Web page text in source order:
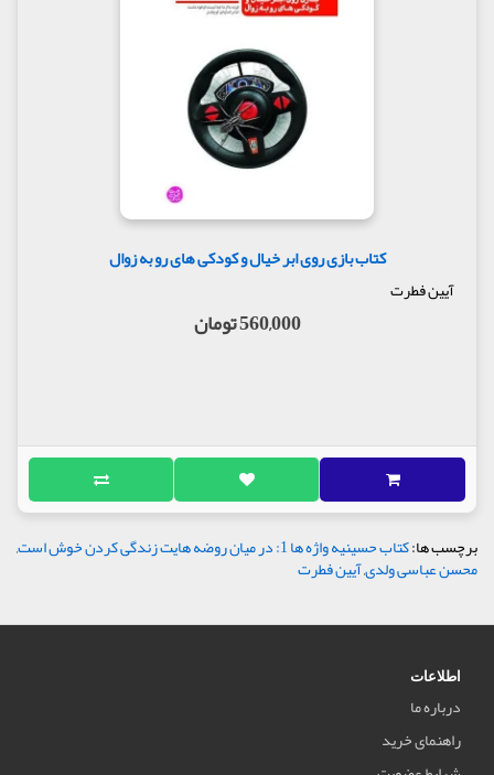
کتاب بازی روی ابر خیال و کودکی های رو به زوال
آیین فطرت
560,000 تومان
برچسب ها:کتاب حسینیه واژه ها 1: در میان روضه هایت زندگی کردن خوش است ,
محسن عباسی ولدی,آیین فطرت
اطلاعات
درباره ما
راهنمای خرید